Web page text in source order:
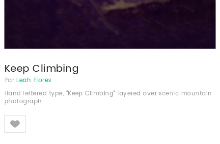
Keep Climbing
Par Leah Flores
Hand lettered type, "Keep Climbing" layered over scenic mountain
photograph.
Like